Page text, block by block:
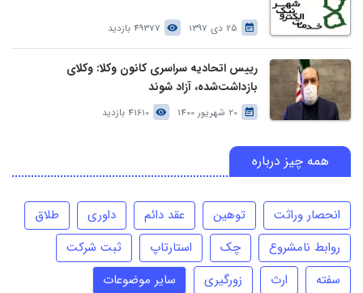
25 دی 1397 49377 بازدید
رییس اتحادیه سراسری کانون وکلا: وکلای
بازداشت‌شده، آزاد شوند
20 شهریور 1400 41610 بازدید
همه چیز درباره
انحصار وراثت توهین عقد دائم داوری
طلاق
روابط نامشروع
چک استارتاپ
ثبت شرکت
سفته
ارث زورگیری سایر موضوعات